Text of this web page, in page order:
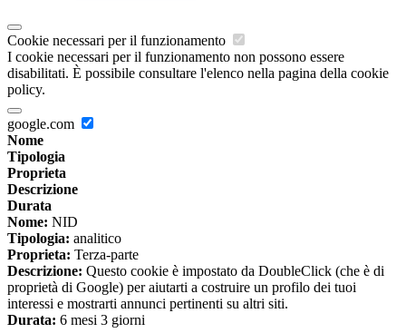
Cookie necessari per il funzionamento
I cookie necessari per il funzionamento non possono essere
disabilitati. È possibile consultare l'elenco nella pagina della cookie
policy.
google.com
Nome
Tipologia
Proprieta
Descrizione
Durata
Nome: NID
Tipologia: analitico
Proprieta: Terza-parte
Descrizione: Questo cookie è impostato da DoubleClick (che è di
proprietà di Google) per aiutarti a costruire un profilo dei tuoi
interessi e mostrarti annunci pertinenti su altri siti.
Durata: 6 mesi 3 giorni